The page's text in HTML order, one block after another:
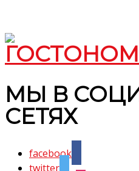
МЫ В
СЕТЯХ
facebook
twitter